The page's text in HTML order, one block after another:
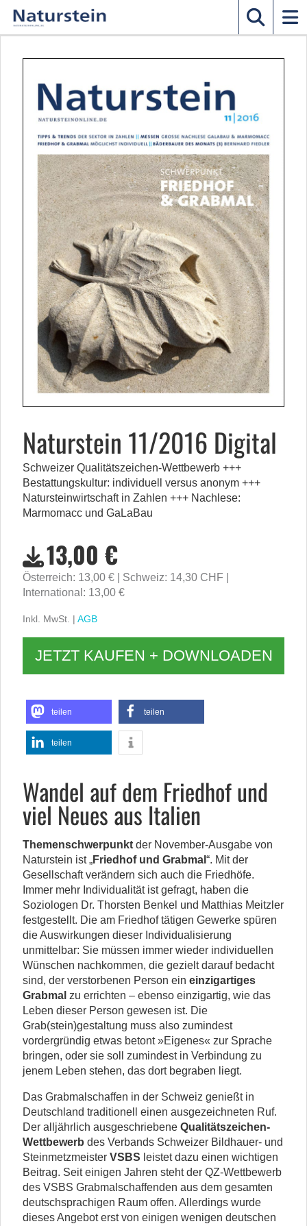
Naturstein 11/2016 Digital
Schweizer Qualitätszeichen-Wettbewerb +++
Bestattungskultur: individuell versus anonym +++
Natursteinwirtschaft in Zahlen +++ Nachlese:
Marmomacc und GaLaBau
13,00 €
Österreich: 13,00 €
Schweiz: 14,30 CHF
International: 13,00 €
Inkl. MwSt. | AGB
JETZT KAUFEN + DOWNLOADEN
teilen teilen
teilen
Wandel auf dem Friedhof und
viel Neues aus Italien
Themenschwerpunkt der November-Ausgabe von
Naturstein ist „Friedhof und Grabmal “. Mit der
Gesellschaft verändern sich auch die Friedhöfe.
Immer mehr Individualität ist gefragt, haben die
Soziologen Dr. Thorsten Benkel und Matthias Meitzler
festgestellt. Die am Friedhof tätigen Gewerke spüren
die Auswirkungen dieser Individualisierung
unmittelbar: Sie müssen immer wieder individuellen
Wünschen nachkommen, die gezielt darauf bedacht
sind, der verstorbenen Person ein einzigartiges
Grabmal zu errichten – ebenso einzigartig, wie das
Leben dieser Person gewesen ist. Die
Grab(stein)gestaltung muss also zumindest
vordergründig etwas betont »Eigenes« zur Sprache
bringen, oder sie soll zumindest in Verbindung zu
jenem Leben stehen, das dort begraben liegt.
Das Grabmalschaffen in der Schweiz genießt in
Deutschland traditionell einen ausgezeichneten Ruf.
Der alljährlich ausgeschriebene Qualitätszeichen-
Wettbewerb des Verbands Schweizer Bildhauer- und
Steinmetzmeister VSBS leistet dazu einen wichtigen
Beitrag. Seit einigen Jahren steht der QZ-Wettbewerb
des VSBS Grabmalschaffenden aus dem gesamten
deutschsprachigen Raum offen. Allerdings wurde
dieses Angebot erst von einigen wenigen deutschen